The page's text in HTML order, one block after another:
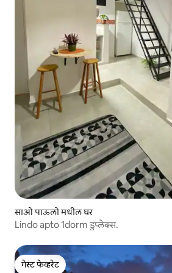
साओ पाऊलो मधील घर
Lindo apto 1dorm डुप्लेक्स.
गेस्ट फेव्हरेट